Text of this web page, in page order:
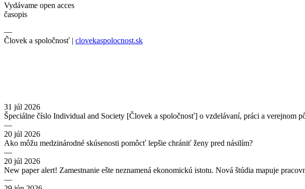
Vydávame open acces
časopis
—
Človek a spoločnosť | clovekaspolocnost.sk
31 júl 2026
Špeciálne číslo Individual and Society [Človek a spoločnosť] o vzdelávaní, práci a verejnom
—
20 júl 2026
Ako môžu medzinárodné skúsenosti pomôcť lepšie chrániť ženy pred násilím?
—
20 júl 2026
New paper alert! Zamestnanie ešte neznamená ekonomickú istotu. Nová štúdia mapuje
—